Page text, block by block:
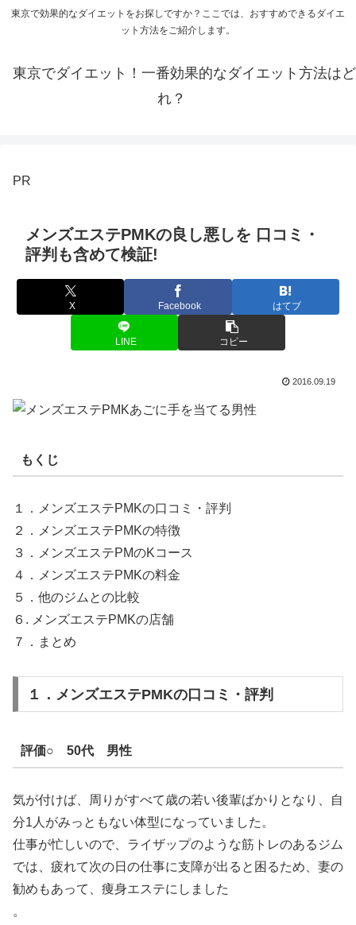
東京で効果的なダイエットをお探しですか？ここでは、おすすめできるダイエ
ット方法をご紹介します。
東京でダイエット！一番効果的なダイエット方法はど
れ？
PR
メンズエステPMKの良し悪しを 口コミ・
評判も含めて検証!
X Facebook はてブ
LINE コピー
2016.09.19
もくじ
１．メンズエステPMKの口コミ・評判
２．メンズエステPMKの特徴
３．メンズエステPMのKコース
４．メンズエステPMKの料金
５．他のジムとの比較
６. メンズエステPMKの店舗
７．まとめ
１．メンズエステPMKの口コミ・評判
評価○ 50代 男性
気が付けば、周りがすべて歳の若い後輩ばかりとなり、自
分1人がみっともない体型になっていました。
仕事が忙しいので、ライザップのような筋トレのあるジム
では、疲れて次の日の仕事に支障が出ると困るため、妻の
勧めもあって、痩身エステにしました
。